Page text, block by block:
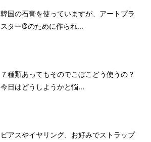
韓国の石膏を使っていますが、アートプラ
スター®のために作られ...
７種類あってもそのでこぼこどう使うの？
今日はどうしようかと悩...
ピアスやイヤリング、お好みでストラップ